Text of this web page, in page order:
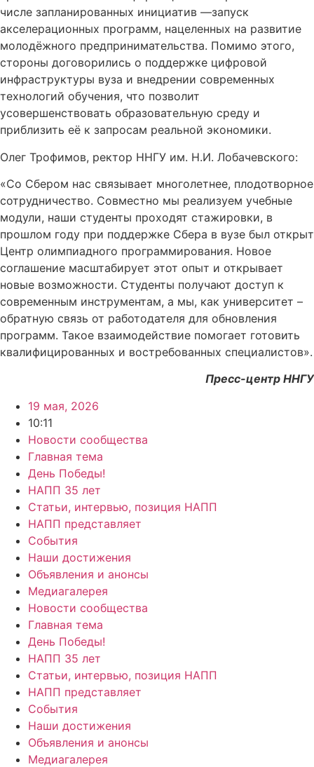
числе запланированных инициатив —запуск
акселерационных программ, нацеленных на развитие
молодёжного предпринимательства. Помимо этого,
стороны договорились о поддержке цифровой
инфраструктуры вуза и внедрении современных
технологий обучения, что позволит
усовершенствовать образовательную среду и
приблизить её к запросам реальной экономики.
Олег Трофимов, ректор ННГУ им. Н.И. Лобачевского:
«Со Сбером нас связывает многолетнее, плодотворное
сотрудничество. Совместно мы реализуем учебные
модули, наши студенты проходят стажировки, в
прошлом году при поддержке Сбера в вузе был открыт
Центр олимпиадного программирования. Новое
соглашение масштабирует этот опыт и открывает
новые возможности. Студенты получают доступ к
современным инструментам, а мы, как университет –
обратную связь от работодателя для обновления
программ. Такое взаимодействие помогает готовить
квалифицированных и востребованных специалистов».
Пресс-центр ННГУ
19 мая, 2026
10:11
Новости сообщества
Главная тема
День Победы!
НАПП 35 лет
Статьи, интервью, позиция НАПП
НАПП представляет
События
Наши достижения
Объявления и анонсы
Медиагалерея
Новости сообщества
Главная тема
День Победы!
НАПП 35 лет
Статьи, интервью, позиция НАПП
НАПП представляет
События
Наши достижения
Объявления и анонсы
Медиагалерея